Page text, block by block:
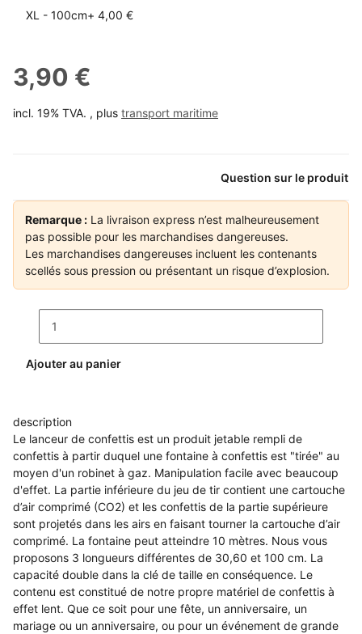
XL - 100cm+ 4,00 €
3,90 €
incl. 19% TVA. , plus transport maritime
Question sur le produit
Remarque : La livraison express n’est malheureusement
pas possible pour les marchandises dangereuses.
Les marchandises dangereuses incluent les contenants
scellés sous pression ou présentant un risque d’explosion.
Ajouter au panier
description
Le lanceur de confettis est un produit jetable rempli de
confettis à partir duquel une fontaine à confettis est "tirée" au
moyen d'un robinet à gaz. Manipulation facile avec beaucoup
d'effet. La partie inférieure du jeu de tir contient une cartouche
d’air comprimé (CO2) et les confettis de la partie supérieure
sont projetés dans les airs en faisant tourner la cartouche d’air
comprimé. La fontaine peut atteindre 10 mètres. Nous vous
proposons 3 longueurs différentes de 30,60 et 100 cm. La
capacité double dans la clé de taille en conséquence. Le
contenu est constitué de notre propre matériel de confettis à
effet lent. Que ce soit pour une fête, un anniversaire, un
mariage ou un anniversaire, ou pour un événement de grande